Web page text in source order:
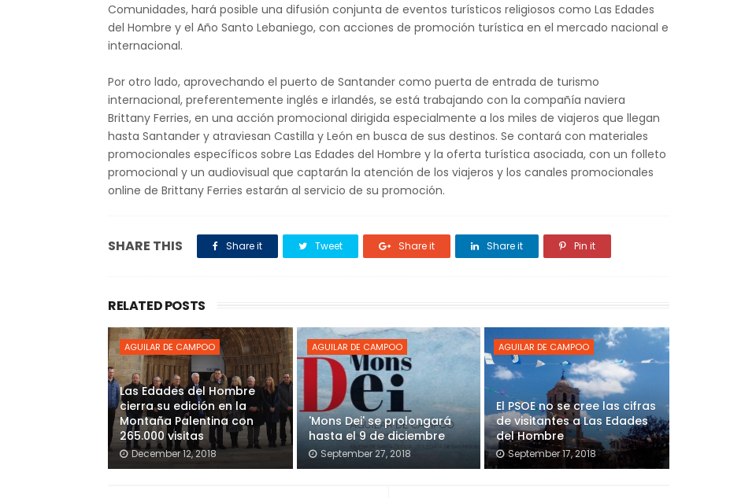
Comunidades, hará posible una difusión conjunta de eventos turísticos religiosos como Las Edades
del Hombre y el Año Santo Lebaniego, con acciones de promoción turística en el mercado nacional e
internacional.
Por otro lado, aprovechando el puerto de Santander como puerta de entrada de turismo
internacional, preferentemente inglés e irlandés, se está trabajando con la compañía naviera
Brittany Ferries, en una acción promocional dirigida especialmente a los miles de viajeros que llegan
hasta Santander y atraviesan Castilla y León en busca de sus destinos. Se contará con materiales
promocionales específicos sobre Las Edades del Hombre y la oferta turística asociada, con un folleto
promocional y un audiovisual que captarán la atención de los viajeros y los canales promocionales
online de Brittany Ferries estarán al servicio de su promoción.
SHARE THIS Share it Tweet Share it Share it Pin it
RELATED POSTS
AGUILAR DE CAMPOO
Las Edades del Hombre
cierra su edición en la
Montaña Palentina con
265.000 visitas
December 12, 2018
AGUILAR DE CAMPOO
'Mons Dei' se prolongará
hasta el 9 de diciembre
September 27, 2018
AGUILAR DE CAMPOO
El PSOE no se cree las cifras
de visitantes a Las Edades
del Hombre
September 17, 2018